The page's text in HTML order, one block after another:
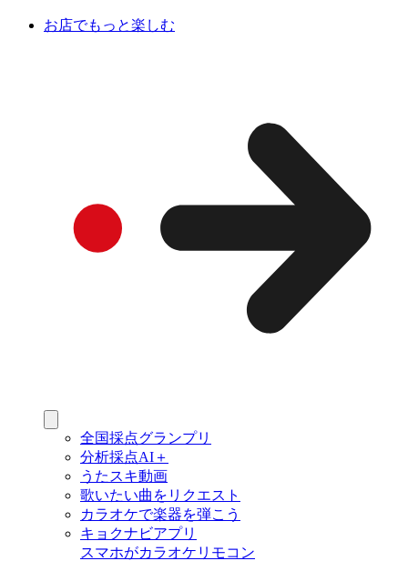
お店でもっと楽しむ
全国採点グランプリ
分析採点AI＋
うたスキ動画
歌いたい曲をリクエスト
カラオケで楽器を弾こう
キョクナビアプリ
スマホがカラオケリモコン